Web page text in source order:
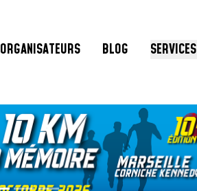
ORGANISATEURS BLOG SERVICES